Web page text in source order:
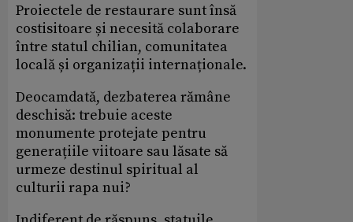
Proiectele de restaurare sunt însă
costisitoare și necesită colaborare
între statul chilian, comunitatea
locală și organizații internaționale.
Deocamdată, dezbaterea rămâne
deschisă: trebuie aceste
monumente protejate pentru
generațiile viitoare sau lăsate să
urmeze destinul spiritual al
culturii rapa nui?